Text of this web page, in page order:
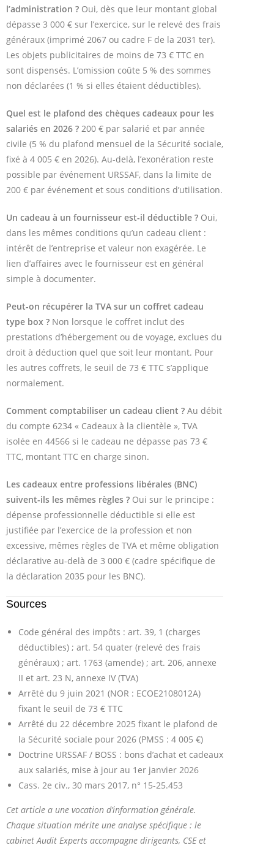
l’administration ? Oui, dès que leur montant global
dépasse 3 000 € sur l’exercice, sur le relevé des frais
généraux (imprimé 2067 ou cadre F de la 2031 ter).
Les objets publicitaires de moins de 73 € TTC en
sont dispensés. L’omission coûte 5 % des sommes
non déclarées (1 % si elles étaient déductibles).
Quel est le plafond des chèques cadeaux pour les
salariés en 2026 ? 200 € par salarié et par année
civile (5 % du plafond mensuel de la Sécurité sociale,
fixé à 4 005 € en 2026). Au-delà, l’exonération reste
possible par événement URSSAF, dans la limite de
200 € par événement et sous conditions d’utilisation.
Un cadeau à un fournisseur est-il déductible ? Oui,
dans les mêmes conditions qu’un cadeau client :
intérêt de l’entreprise et valeur non exagérée. Le
lien d’affaires avec le fournisseur est en général
simple à documenter.
Peut-on récupérer la TVA sur un coffret cadeau
type box ? Non lorsque le coffret inclut des
prestations d’hébergement ou de voyage, exclues du
droit à déduction quel que soit leur montant. Pour
les autres coffrets, le seuil de 73 € TTC s’applique
normalement.
Comment comptabiliser un cadeau client ? Au débit
du compte 6234 « Cadeaux à la clientèle », TVA
isolée en 44566 si le cadeau ne dépasse pas 73 €
TTC, montant TTC en charge sinon.
Les cadeaux entre professions libérales (BNC)
suivent-ils les mêmes règles ? Oui sur le principe :
dépense professionnelle déductible si elle est
justifiée par l’exercice de la profession et non
excessive, mêmes règles de TVA et même obligation
déclarative au-delà de 3 000 € (cadre spécifique de
la déclaration 2035 pour les BNC).
Sources
Code général des impôts : art. 39, 1 (charges
déductibles) ; art. 54 quater (relevé des frais
généraux) ; art. 1763 (amende) ; art. 206, annexe
II et art. 23 N, annexe IV (TVA)
Arrêté du 9 juin 2021 (NOR : ECOE2108012A)
fixant le seuil de 73 € TTC
Arrêté du 22 décembre 2025 fixant le plafond de
la Sécurité sociale pour 2026 (PMSS : 4 005 €)
Doctrine URSSAF / BOSS : bons d’achat et cadeaux
aux salariés, mise à jour au 1er janvier 2026
Cass. 2e civ., 30 mars 2017, n° 15-25.453
Cet article a une vocation d’information générale.
Chaque situation mérite une analyse spécifique : le
cabinet Audit Experts accompagne dirigeants, CSE et